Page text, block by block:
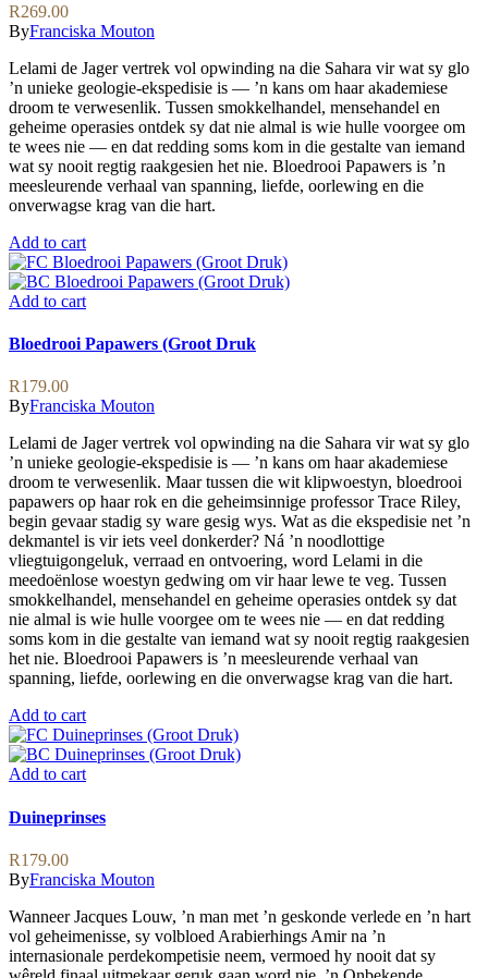
R269.00
ByFranciska Mouton
Lelami de Jager vertrek vol opwinding na die Sahara vir wat sy glo
’n unieke geologie-ekspedisie is — ’n kans om haar akademiese
droom te verwesenlik. Tussen smokkelhandel, mensehandel en
geheime operasies ontdek sy dat nie almal is wie hulle voorgee om
te wees nie — en dat redding soms kom in die gestalte van iemand
wat sy nooit regtig raakgesien het nie. Bloedrooi Papawers is ’n
meesleurende verhaal van spanning, liefde, oorlewing en die
onverwagse krag van die hart.
Add to cart
Add to cart
Bloedrooi Papawers (Groot Druk
R179.00
ByFranciska Mouton
Lelami de Jager vertrek vol opwinding na die Sahara vir wat sy glo
’n unieke geologie-ekspedisie is — ’n kans om haar akademiese
droom te verwesenlik. Maar tussen die wit klipwoestyn, bloedrooi
papawers op haar rok en die geheimsinnige professor Trace Riley,
begin gevaar stadig sy ware gesig wys. Wat as die ekspedisie net ’n
dekmantel is vir iets veel donkerder? Ná ’n noodlottige
vliegtuigongeluk, verraad en ontvoering, word Lelami in die
meedoënlose woestyn gedwing om vir haar lewe te veg. Tussen
smokkelhandel, mensehandel en geheime operasies ontdek sy dat
nie almal is wie hulle voorgee om te wees nie — en dat redding
soms kom in die gestalte van iemand wat sy nooit regtig raakgesien
het nie. Bloedrooi Papawers is ’n meesleurende verhaal van
spanning, liefde, oorlewing en die onverwagse krag van die hart.
Add to cart
Add to cart
Duineprinses
R179.00
ByFranciska Mouton
Wanneer Jacques Louw, ’n man met ’n geskonde verlede en ’n hart
vol geheimenisse, sy volbloed Arabierhings Amir na ’n
internasionale perdekompetisie neem, vermoed hy nooit dat sy